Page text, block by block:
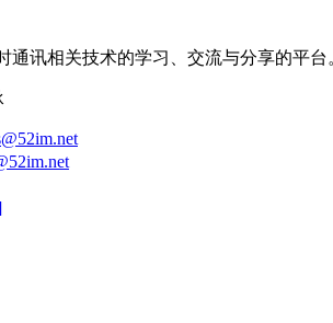
通讯相关技术的学习、交流与分享的平